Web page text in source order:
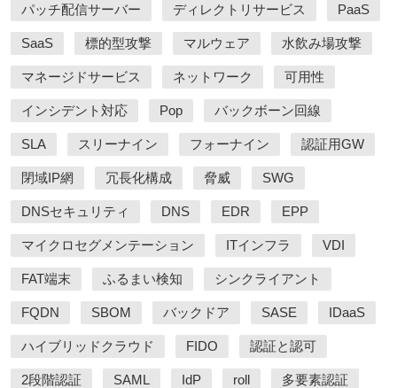
パッチ配信サーバー ディレクトリサービス PaaS
SaaS 標的型攻撃 マルウェア 水飲み場攻撃
マネージドサービス ネットワーク 可用性
インシデント対応 Pop バックボーン回線
SLA スリーナイン フォーナイン 認証用GW
閉域IP網 冗長化構成 脅威 SWG
DNSセキュリティ DNS EDR EPP
マイクロセグメンテーション ITインフラ VDI
FAT端末 ふるまい検知 シンクライアント
FQDN SBOM バックドア SASE IDaaS
ハイブリッドクラウド FIDO 認証と認可
2段階認証 SAML IdP roll 多要素認証